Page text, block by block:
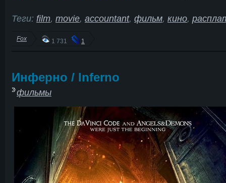
Теги: film, movie, accountant, фильм, кино,
Fox 1 731 1
Инферно / Inferno
фильмы